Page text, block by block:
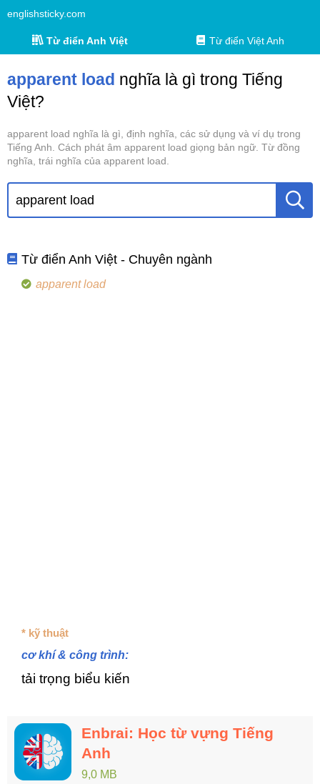
englishsticky.com
Từ điển Anh Việt Từ điển Việt Anh
apparent load nghĩa là gì trong Tiếng
Việt?
apparent load nghĩa là gì, định nghĩa, các sử dụng và ví dụ trong
Tiếng Anh. Cách phát âm apparent load giọng bản ngữ. Từ đồng
nghĩa, trái nghĩa của apparent load.
Từ điển Anh Việt - Chuyên ngành
apparent load
* kỹ thuật
cơ khí & công trình:
tải trọng biểu kiến
Enbrai: Học từ vựng Tiếng
Anh
9,0 MB